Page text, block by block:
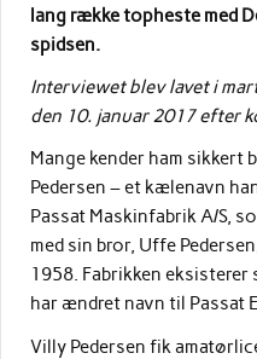
lang række topheste med
spidsen.
Interviewet blev lavet i
den 10. januar 2017 efter
Mange kender ham sikkert
Pedersen – et kælenavn
Passat Maskinfabrik A/S,
med sin bror, Uffe
1958. Fabrikken eksisterer
har ændret navn til Passat
Villy Pedersen fik